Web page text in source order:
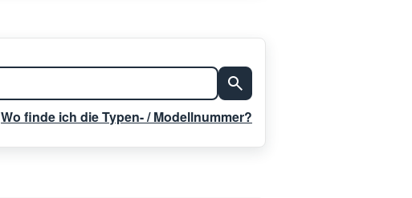
Wo finde ich die Typen- / Modellnummer?